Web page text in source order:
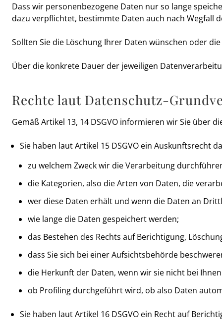
Dass wir personenbezogene Daten nur so lange
dazu verpflichtet, bestimmte Daten auch nach Wegfall
Sollten Sie die Löschung Ihrer Daten wünschen oder
Über die konkrete Dauer der jeweiligen
Rechte laut Datenschutz-
Gemäß Artikel 13, 14 DSGVO informieren wir Sie über
Sie haben laut Artikel 15 DSGVO ein Auskunftsrecht
zu welchem Zweck wir die Verarbeitung
die Kategorien, also die Arten von Daten, die
wer diese Daten erhält und wenn die Daten an
wie lange die Daten gespeichert werden;
das Bestehen des Rechts auf Berichtigung,
dass Sie sich bei einer Aufsichtsbehörde
die Herkunft der Daten, wenn wir sie nicht bei
ob Profiling durchgeführt wird, ob also Daten
Sie haben laut Artikel 16 DSGVO ein Recht auf